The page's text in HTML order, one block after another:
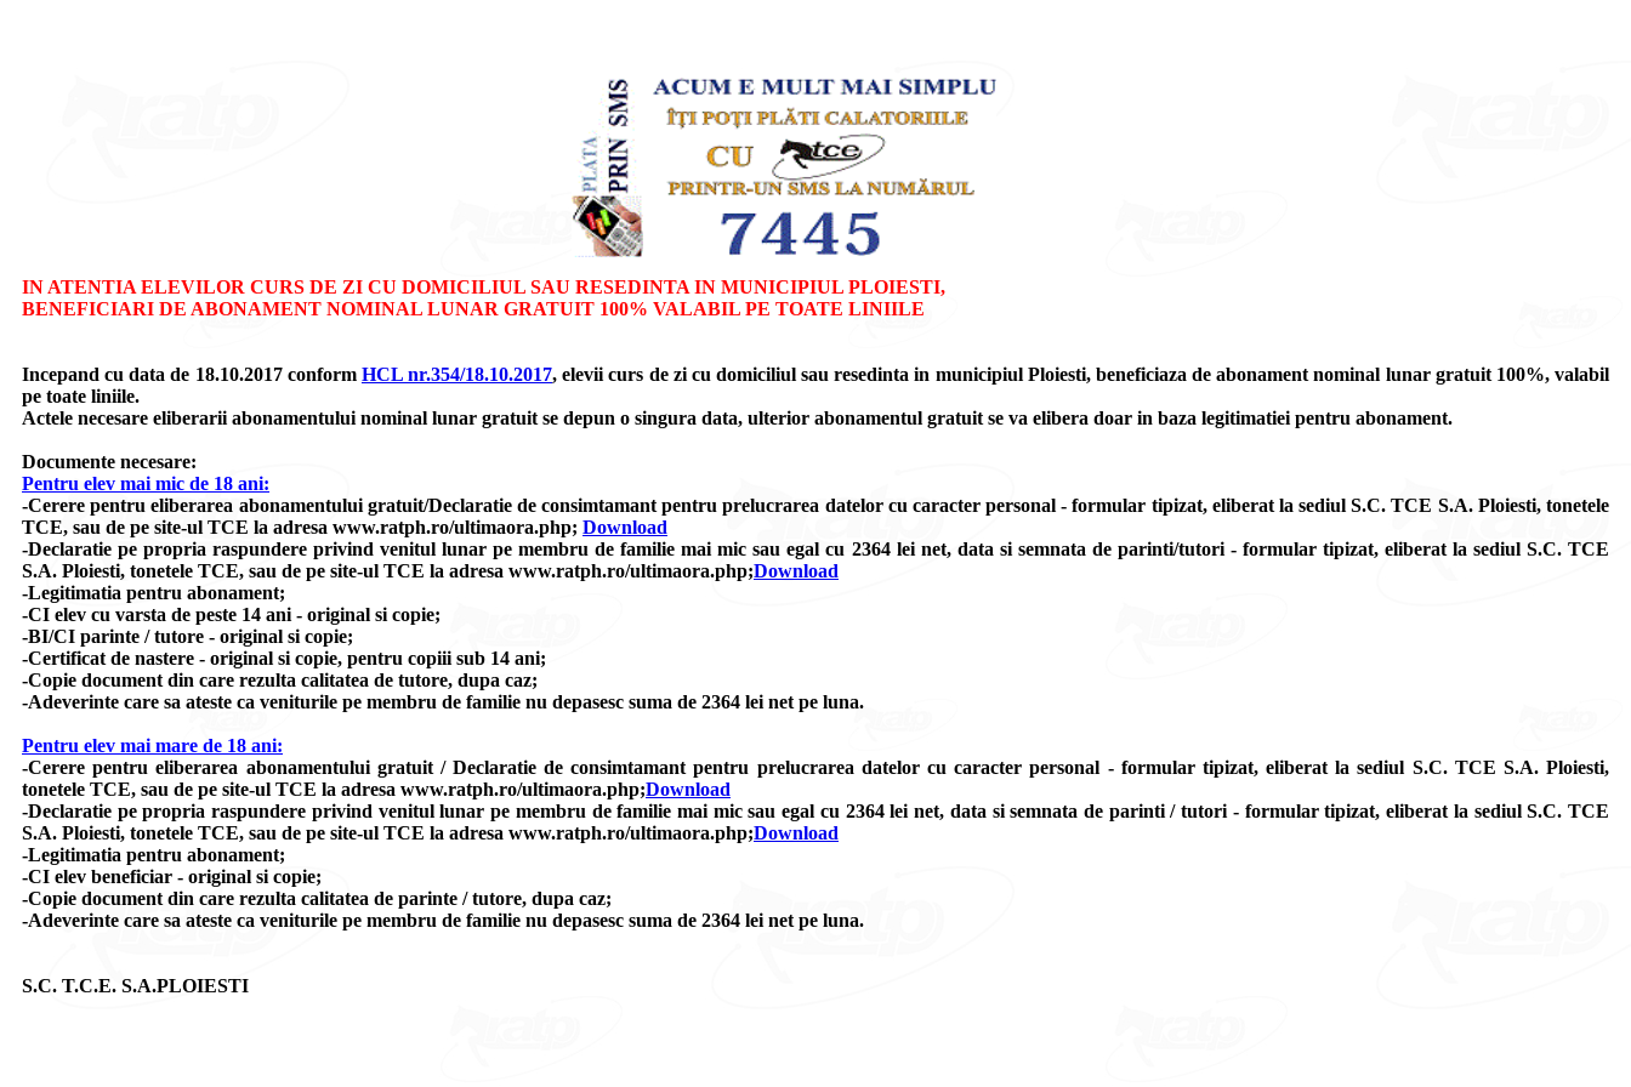
IN ATENTIA ELEVILOR CURS DE ZI CU DOMICILIUL SAU RESEDINTA IN MUNICIPIUL PLOIESTI,
BENEFICIARI DE ABONAMENT NOMINAL LUNAR GRATUIT 100% VALABIL PE TOATE LINIILE
Incepand cu data de 18.10.2017 conform HCL nr.354/18.10.2017, elevii curs de zi cu domiciliul sau resedinta in municipiul Ploiesti, beneficiaza de abonament nominal lunar gratuit 100%, valabil
pe toate liniile.
Actele necesare eliberarii abonamentului nominal lunar gratuit se depun o singura data, ulterior abonamentul gratuit se va elibera doar in baza legitimatiei pentru abonament.
Documente necesare:
Pentru elev mai mic de 18 ani:
-Cerere pentru eliberarea abonamentului gratuit/Declaratie de consimtamant pentru prelucrarea datelor cu caracter personal - formular tipizat, eliberat la sediul S.C. TCE S.A. Ploiesti, tonetele
TCE, sau de pe site-ul TCE la adresa www.ratph.ro/ultimaora.php; Download
-Declaratie pe propria raspundere privind venitul lunar pe membru de familie mai mic sau egal cu 2364 lei net, data si semnata de parinti/tutori - formular tipizat, eliberat la sediul S.C. TCE
S.A. Ploiesti, tonetele TCE, sau de pe site-ul TCE la adresa www.ratph.ro/ultimaora.php;Download
-Legitimatia pentru abonament;
-CI elev cu varsta de peste 14 ani - original si copie;
-BI/CI parinte / tutore - original si copie;
-Certificat de nastere - original si copie, pentru copiii sub 14 ani;
-Copie document din care rezulta calitatea de tutore, dupa caz;
-Adeverinte care sa ateste ca veniturile pe membru de familie nu depasesc suma de 2364 lei net pe luna.
Pentru elev mai mare de 18 ani:
-Cerere pentru eliberarea abonamentului gratuit / Declaratie de consimtamant pentru prelucrarea datelor cu caracter personal - formular tipizat, eliberat la sediul S.C. TCE S.A. Ploiesti,
tonetele TCE, sau de pe site-ul TCE la adresa www.ratph.ro/ultimaora.php;Download
-Declaratie pe propria raspundere privind venitul lunar pe membru de familie mai mic sau egal cu 2364 lei net, data si semnata de parinti / tutori - formular tipizat, eliberat la sediul S.C. TCE
S.A. Ploiesti, tonetele TCE, sau de pe site-ul TCE la adresa www.ratph.ro/ultimaora.php;Download
-Legitimatia pentru abonament;
-CI elev beneficiar - original si copie;
-Copie document din care rezulta calitatea de parinte / tutore, dupa caz;
-Adeverinte care sa ateste ca veniturile pe membru de familie nu depasesc suma de 2364 lei net pe luna.
S.C. T.C.E. S.A.PLOIESTI